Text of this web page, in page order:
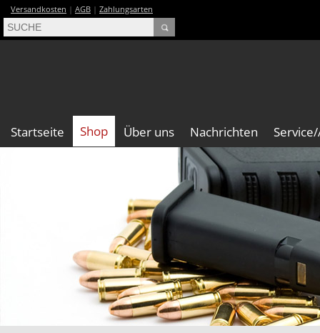
Versandkosten | AGB | Zahlungsarten
Startseite Shop Über uns Nachrichten